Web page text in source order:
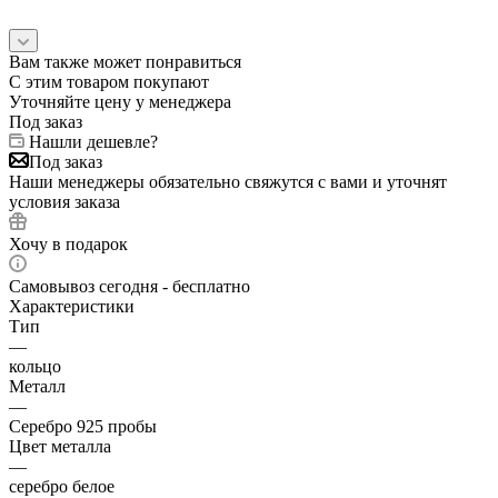
Вам также может понравиться
С этим товаром покупают
Уточняйте цену у менеджера
Под заказ
Нашли дешевле?
Под заказ
Наши менеджеры обязательно свяжутся с вами и уточнят
условия заказа
Хочу в подарок
Самовывоз сегодня - бесплатно
Характеристики
Тип
—
кольцо
Металл
—
Серебро 925 пробы
Цвет металла
—
серебро белое